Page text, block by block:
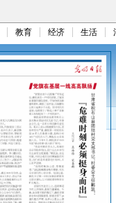
教育 经济 生活